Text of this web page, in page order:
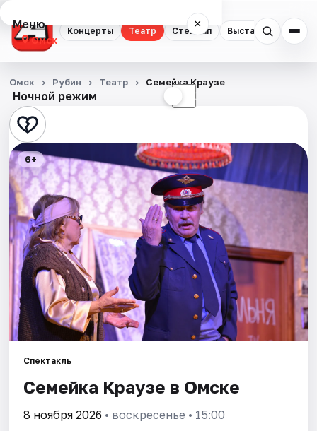
Концерты Театр Стендап Выставки
Меню ×
Омск
Концерты
Театр
Стендап
Выставки
Квесты
Экскурсии
Спорт
События
Площадки
Артисты
Ночной режим ☾
Омск Рубин Театр Семейка Краузе
6+
Спектакль
Семейка Краузе в Омске
8 ноября 2026 • воскресенье • 15:00